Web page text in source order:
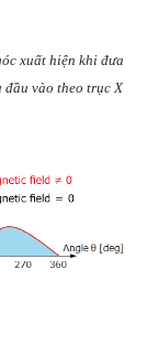
xuất hiện khi đưa
vào theo trục X